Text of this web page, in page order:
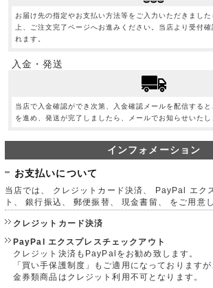
お届け先の指定やお支払い方法等をご入力いただきまし
上、ご注文完了ページへお進みください。当店より受付確
れます。
入金・発送
当店で入金確認ができ次第、入金確認メールを配信する
を進め、発送が完了しましたら、メールでお知らせいたし
インフォメーション
お支払いについて
当店では、 クレジットカード決済、 PayPal エク
ト、 銀行振込、 郵便振替、 現金書留、 をご用意
クレジットカード決済
PayPal エクスプレスチェックアウト
クレジット決済もPayPalをお勧め致します。
「買い手保護制度」もご適用になっておりますが
金券類商品はクレジット利用不可となります。